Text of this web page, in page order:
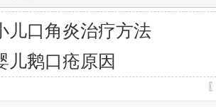
儿口角炎治疗方法
儿鹅口疮原因